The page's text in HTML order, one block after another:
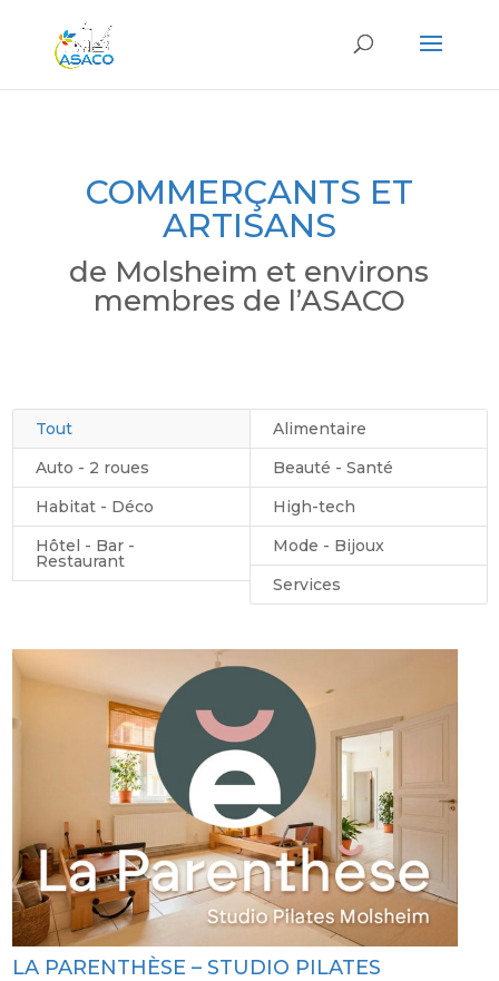
COMMERÇANTS ET
ARTISANS
de Molsheim et environs
membres de l’ASACO
Tout
Alimentaire
Auto - 2 roues
Beauté - Santé
Habitat - Déco
High-tech
Hôtel - Bar -
Restaurant
Mode - Bijoux
Services
LA PARENTHÈSE – STUDIO PILATES